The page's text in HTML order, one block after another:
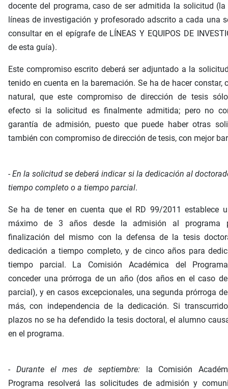
docente del programa, caso de ser admitida la solicitud
líneas de investigación y profesorado adscrito a cada una
consultar en el epígrafe de LÍNEAS Y EQUIPOS DE
de esta guía).
Este compromiso escrito deberá ser adjuntado a la
tenido en cuenta en la baremación. Se ha de hacer constar,
natural, que este compromiso de dirección de tesis
efecto si la solicitud es finalmente admitida; pero no
garantía de admisión, puesto que puede haber otras
también con compromiso de dirección de tesis, con mejor
-En la solicitud se deberá indicar si la dedicación al
tiempo completo o a tiempo parcial.
Se ha de tener en cuenta que el RD 99/2011 establece
máximo de 3 años desde la admisión al programa
finalización del mismo con la defensa de la tesis
dedicación a tiempo completo, y de cinco años para
tiempo parcial. La Comisión Académica del
conceder una prórroga de un año (dos años en el caso
parcial), y en casos excepcionales, una segunda prórroga
más, con independencia de la dedicación. Si
plazos no se ha defendido la tesis doctoral, el alumno
en el programa.
- Durante el mes de septiembre:
la Comisión
Programa resolverá las solicitudes de admisión y